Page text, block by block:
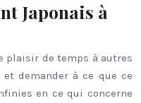
Japonais à
plaisir de temps à autres
demander à ce que ce
en ce qui concerne